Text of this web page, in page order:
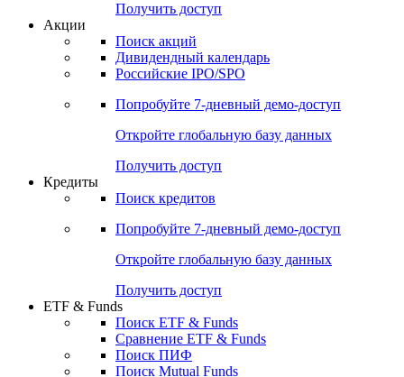
Попробуйте7-дневный
Откройте глобальную базу данных
Получить доступ
Поиск акций
Российские IPO/SPO
Попробуйте7-дневный
Откройте глобальную базу данных
Получить доступ
Поиск кредитов
Попробуйте7-дневный
Откройте глобальную базу данных
Получить доступ
ETF & Funds